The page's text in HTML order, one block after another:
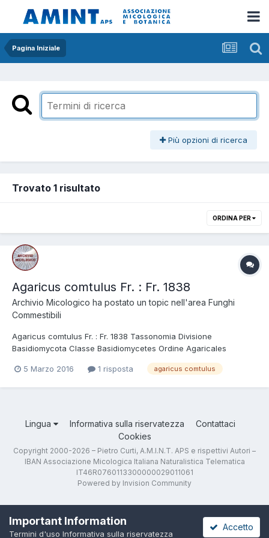
Pagina Iniziale
Più opzioni di ricerca
Trovato 1 risultato
ORDINA PER
Agaricus comtulus Fr. : Fr. 1838
Archivio Micologico ha postato un topic nell'area Funghi
Commestibili
Agaricus comtulus Fr. : Fr. 1838 Tassonomia Divisione
Basidiomycota Classe Basidiomycetes Ordine Agaricales
Sezione Minores Etimologia L'epiteto Agaricus deriva dal greco
5 Marzo 2016 1 risposta agaricus comtulus
Lingua Informativa sulla riservatezza
Contattaci
Cookies
Copyright 2000-2026 – Pietro Curti, A.M.I.N.T. APS e rispettivi Autori –
IBAN Associazione Micologica Italiana Naturalistica Telematica
IT46R0760113300000029011061
Powered by Invision Community
Important Information
Termini d'uso Informativa sulla riservatezza
Accetto